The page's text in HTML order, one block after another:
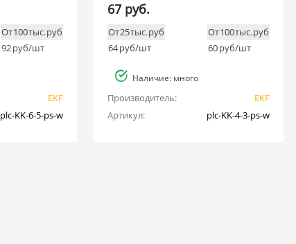
От 100 тыс. руб
92руб/шт
EKF
plc-KK-6-5-ps-w
67 руб.
От 25 тыс. руб
64руб/шт
От 100 тыс. руб
60руб/шт
Наличие: много
Производитель:
EKF
Артикул:
plc-KK-4-3-ps-w